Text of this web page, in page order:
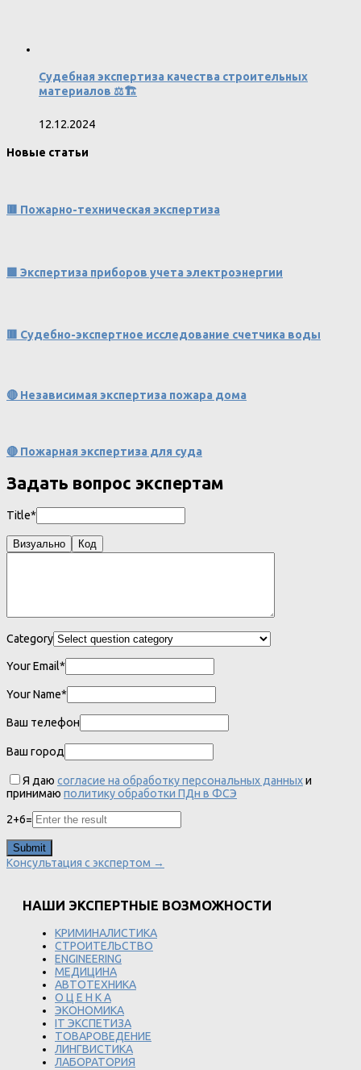
Судебная экспертиза качества строительных
материалов ⚖️🏗️
12.12.2024
Новые статьи
🟥 Пожарно-техническая экспертиза
🟩 Экспертиза приборов учета электроэнергии
🟥 Судебно-экспертное исследование счетчика воды
🔴 Независимая экспертиза пожара дома
🔴 Пожарная экспертиза для суда
Задать вопрос экспертам
Title*
Визуально Код
Category
Your Email*
Your Name*
Ваш телефон
Ваш город
Я даю согласие на обработку персональных данныхи
принимаю политику обработки ПДн в ФСЭ
2+6=
Консультация с экспертом →
НАШИ ЭКСПЕРТНЫЕ ВОЗМОЖНОСТИ
КРИМИНАЛИСТИКА
СТРОИТЕЛЬСТВО
ENGINEERING
МЕДИЦИНА
АВТОТЕХНИКА
О Ц Е Н К А
ЭКОНОМИКА
IT ЭКСПЕТИЗА
ТОВАРОВЕДЕНИЕ
ЛИНГВИСТИКА
ЛАБОРАТОРИЯ